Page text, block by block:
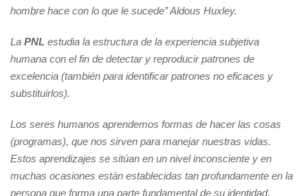
hombre hace con lo que le sucede” Aldous Huxley.
La PNL estudia la estructura de la experiencia subjetiva
humana con el fin de detectar y reproducir patrones de
excelencia (también para identificar patrones no eficaces y
substituirlos).
Los seres humanos aprendemos formas de hacer las cosas
(programas), que nos sirven para manejar nuestras vidas.
Estos aprendizajes se sitúan en un nivel inconsciente y en
muchas ocasiones están establecidas tan profundamente en la
persona que forma una parte fundamental de su identidad.